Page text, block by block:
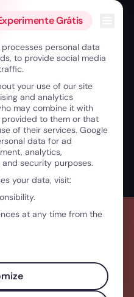
Grátis
da mobilidade
processes personal data
to provide social media
your use of our site
and analytics
may combine it with
to them or that
of their services. Google
data for ad
analytics,
security purposes.
your data, visit:
at any time from the